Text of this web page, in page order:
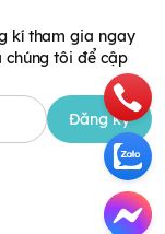
kí tham gia ngay
chúng tôi để cập
Đăng ký